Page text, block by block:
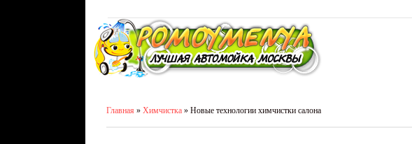
Главная » Химчистка » Новые технологии химчистки салона